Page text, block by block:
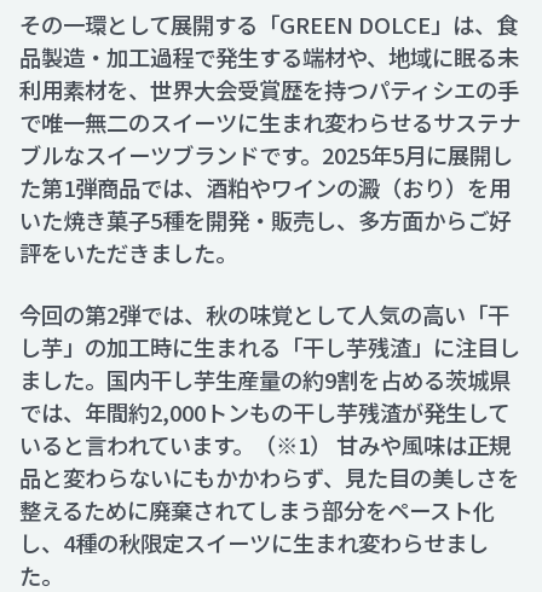
その一環として展開する「GREEN DOLCE」は、食
品製造・加工過程で発生する端材や、地域に眠る未
利用素材を、世界大会受賞歴を持つパティシエの手
で唯一無二のスイーツに生まれ変わらせるサステナ
ブルなスイーツブランドです。2025年5月に展開し
た第1弾商品では、酒粕やワインの澱（おり）を用
いた焼き菓子5種を開発・販売し、多方面からご好
評をいただきました。
今回の第2弾では、秋の味覚として人気の高い「干
し芋」の加工時に生まれる「干し芋残渣」に注目し
ました。国内干し芋生産量の約9割を占める茨城県
では、年間約2,000トンもの干し芋残渣が発生して
いると言われています。（※1） 甘みや風味は正規
品と変わらないにもかかわらず、見た目の美しさを
整えるために廃棄されてしまう部分をペースト化
し、4種の秋限定スイーツに生まれ変わらせまし
た。